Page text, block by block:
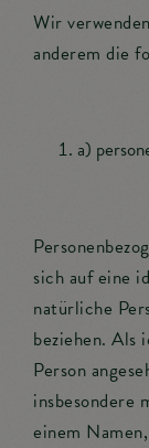
Wir
anderem die
a)
sich auf eine
natürliche
beziehen. Als
Person
insbesondere
einem